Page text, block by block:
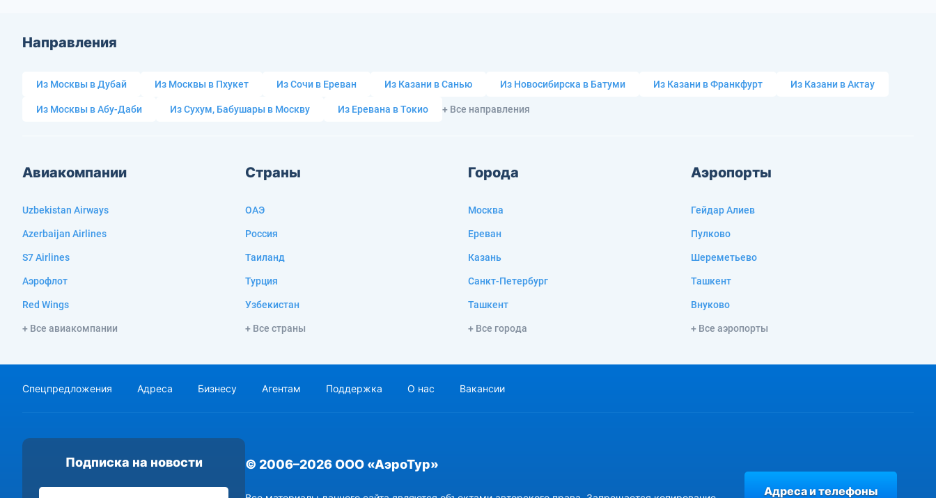
Направления
Из Москвы в Дубай Из Москвы в Пхукет Из Сочи в Ереван Из Казани в Санью Из Новосибирска в Батуми Из Казани в Франкфурт Из Казани в Актау
Из Москвы в Абу-Даби Из Сухум, Бабушары в Москву Из Еревана в Токио + Все направления
Авиакомпании
Uzbekistan Airways
Azerbaijan Airlines
S7 Airlines
Аэрофлот
Red Wings
+ Все авиакомпании
Страны
ОАЭ
Россия
Таиланд
Турция
Узбекистан
+ Все страны
Города
Москва
Ереван
Казань
Санкт-Петербург
Ташкент
+ Все города
Аэропорты
Гейдар Алиев
Пулково
Шереметьево
Ташкент
Внуково
+ Все аэропорты
Спецпредложения Адреса Бизнесу Агентам Поддержка О нас Вакансии
Подписка на новости © 2006–2026 ООО «АэроТур»
Адреса и телефоны